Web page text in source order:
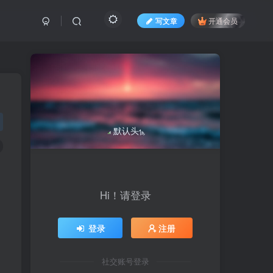
写文章 开通会员
Hi！请登录
登录 注册
社交账号登录